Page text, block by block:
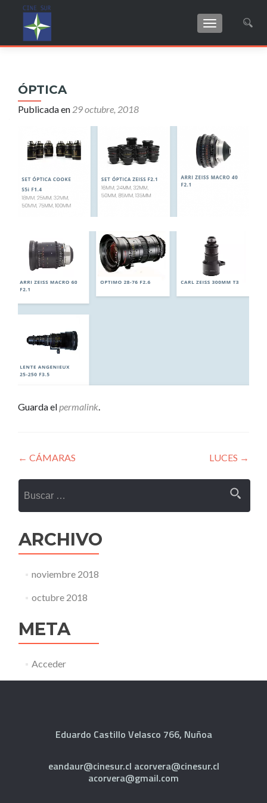
CAMBIAR
ÓPTICA
Publicada en 29 octubre, 2018
Guarda elpermalink.
Navegación
de
entradas
← CÁMARAS LUCES →
ARCHIVO
noviembre 2018
octubre 2018
META
Acceder
Eduardo Castillo Velasco 766, Nuñoa
eandaur@cinesur.cl acorvera@cinesur.cl
acorvera@gmail.com